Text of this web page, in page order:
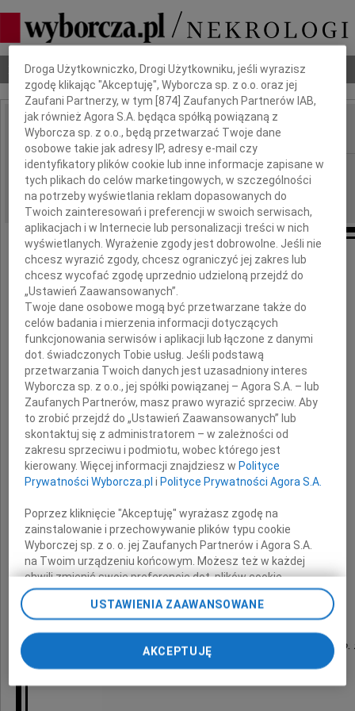
Nekrologi Odeszli Poradnik pogrzebowy
IMIĘ I NAZWISKO:
REGION: Szczecin
DATA EMISJI: 09.09.2013
Panu
Maurycemu Sałata
oraz
Rodzinie
wyrazy szczerego współczucia
z powodu śmierci
Żony
składa
Zarząd i pracownicy Schüco International Polska Sp.
Dbamy o Twoją prywatność
Droga Użytkowniczko, Drogi Użytkowniku, jeśli wyrazisz
zgodę klikając "Akceptuję", Wyborcza sp. z o.o. oraz jej
Zaufani Partnerzy, w tym [874 ] Zaufanych Partnerów IAB,
jak również Agora S.A. będąca spółką powiązaną z
Wyborcza sp. z o.o., będą przetwarzać Twoje dane
osobowe takie jak adresy IP, adresy e-mail czy
identyfikatory plików cookie lub inne informacje zapisane w
tych plikach do celów marketingowych, w szczególności
na potrzeby wyświetlania reklam dopasowanych do
Twoich zainteresowań i preferencji w swoich serwisach,
aplikacjach i w Internecie lub personalizacji treści w nich
wyświetlanych. Wyrażenie zgody jest dobrowolne. Jeśli nie
chcesz wyrazić zgody, chcesz ograniczyć jej zakres lub
chcesz wycofać zgodę uprzednio udzieloną przejdź do
„Ustawień Zaawansowanych”.
Twoje dane osobowe mogą być przetwarzane także do
celów badania i mierzenia informacji dotyczących
funkcjonowania serwisów i aplikacji lub łączone z danymi
dot. świadczonych Tobie usług. Jeśli podstawą
przetwarzania Twoich danych jest uzasadniony interes
Wyborcza sp. z o.o., jej spółki powiązanej – Agora S.A. – lub
Zaufanych Partnerów, masz prawo wyrazić sprzeciw. Aby
to zrobić przejdź do „Ustawień Zaawansowanych” lub
skontaktuj się z administratorem – w zależności od
zakresu sprzeciwu i podmiotu, wobec którego jest
kierowany. Więcej informacji znajdziesz w Polityce
Prywatności Wyborcza.pl i Polityce Prywatności Agora S.A.
Poprzez kliknięcie "Akceptuję" wyrażasz zgodę na
zainstalowanie i przechowywanie plików typu cookie
Wyborczej sp. z o. o. jej Zaufanych Partnerów i Agora S.A.
na Twoim urządzeniu końcowym. Możesz też w każdej
chwili zmienić swoje preferencje dot. plików cookie,
ponownie wywołując narzędzie do zarządzania Twoimi
preferencjami dot. przetwarzania danych poprzez
odnośnik „Ustawienia prywatności” w stopce serwisu i
przechodząc do sekcji „Ustawienia zaawansowane”.
Zmiana ustawień plików cookie możliwa jest także za
pomocą ustawień przeglądarki.
USTAWIENIA ZAAWANSOWANE
AKCEPTUJĘ